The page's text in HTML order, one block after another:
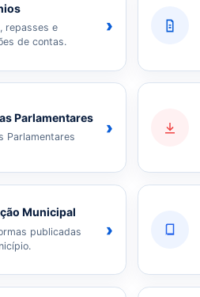
repasses e
de contas.
›
Parlamentares
Parlamentares ›
Municipal
publicadas
›